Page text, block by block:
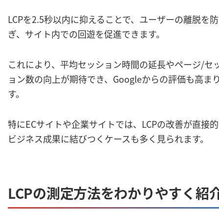
LCPを2.5秒以内に抑えることで、ユーザーの離脱を防
ぎ、サイト内での回遊を促進できます。
これにより、平均セッション時間の延長やページ/セ
ョン数の向上が期待でき、Googleからの評価も高ま
す。
特にECサイトや企業サイトでは、LCPの改善が直接
ビジネス成果に結びつくケースも多く見られます。
LCPの測定方法をわかりやすく紹